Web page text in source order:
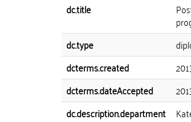
dc.title
dc.type
dcterms.created
dcterms.dateAccepted
dc.description.department